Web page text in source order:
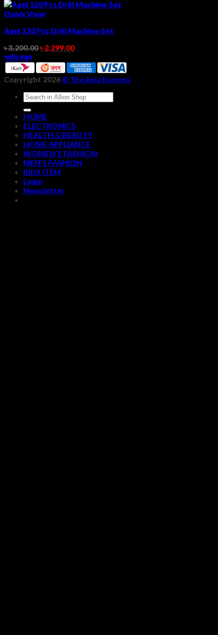
Quick View
Agni 120 Pcs Drill Machine Set
৳3,200.00৳2,299.00
অর্ডার করুন
Copyright 2026© The Asia Express
Search
for:
HOME
ELECTRONICS
HEALTH & BEAUTY
HOME APPLIANCE
WOMEN’S FASHION
MEN’S FASHION
KIDS ITEM
Login
Newsletter